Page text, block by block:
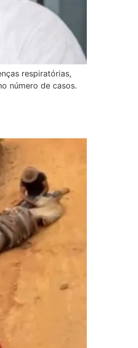
respiratórias,
número de casos.